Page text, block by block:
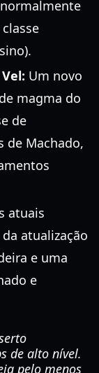
Um novo
magma do
de
de Machado,
atuais
atualização
e uma
e
de alto nível.
pelo menos